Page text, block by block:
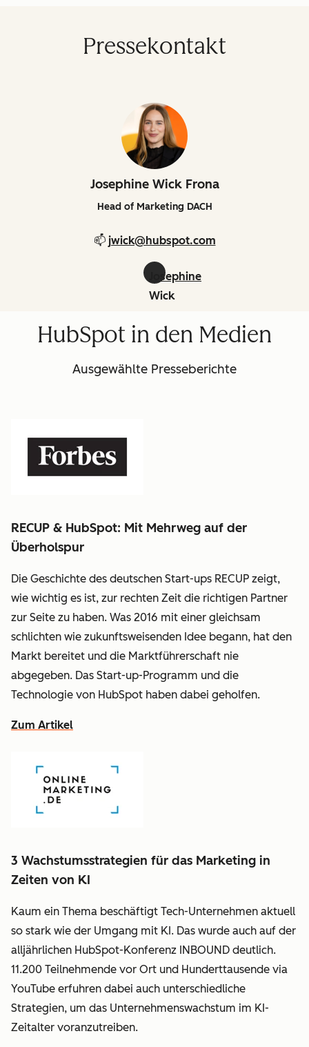
Pressekontakt
Josephine Wick Frona
Head of Marketing DACH
📫 jwick@hubspot.com
Josephine
Wick
linkedin
HubSpot in den Medien
Ausgewählte Presseberichte
RECUP & HubSpot: Mit Mehrweg auf der
Überholspur
Die Geschichte des deutschen Start-ups RECUP zeigt,
wie wichtig es ist, zur rechten Zeit die richtigen Partner
zur Seite zu haben. Was 2016 mit einer gleichsam
schlichten wie zukunftsweisenden Idee begann, hat den
Markt bereitet und die Marktführerschaft nie
abgegeben. Das Start-up-Programm und die
Technologie von HubSpot haben dabei geholfen.
Zum Artikel
3 Wachstumsstrategien für das Marketing in
Zeiten von KI
Kaum ein Thema beschäftigt Tech-Unternehmen aktuell
so stark wie der Umgang mit KI. Das wurde auch auf der
alljährlichen HubSpot-Konferenz INBOUND deutlich.
11.200 Teilnehmende vor Ort und Hunderttausende via
YouTube erfuhren dabei auch unterschiedliche
Strategien, um das Unternehmenswachstum im KI-
Zeitalter voranzutreiben.